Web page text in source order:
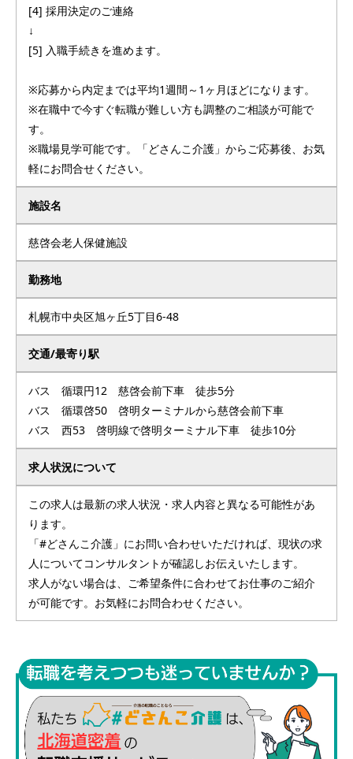
[4] 採用決定のご連絡
↓
[5] 入職手続きを進めます。
※応募から内定までは平均1週間～1ヶ月ほどになります。
※在職中で今すぐ転職が難しい方も調整のご相談が可能で
す。
※職場見学可能です。「どさんこ介護」からご応募後、お気
軽にお問合せください。
施設名
慈啓会老人保健施設
勤務地
札幌市中央区旭ヶ丘5丁目6-48
交通/最寄り駅
バス 循環円12 慈啓会前下車 徒歩5分
バス 循環啓50 啓明ターミナルから慈啓会前下車
バス 西53 啓明線で啓明ターミナル下車 徒歩10分
求人状況について
この求人は最新の求人状況・求人内容と異なる可能性があ
ります。
「#どさんこ介護」にお問い合わせいただければ、現状の求
人についてコンサルタントが確認しお伝えいたします。
求人がない場合は、ご希望条件に合わせてお仕事のご紹介
が可能です。お気軽にお問合わせください。